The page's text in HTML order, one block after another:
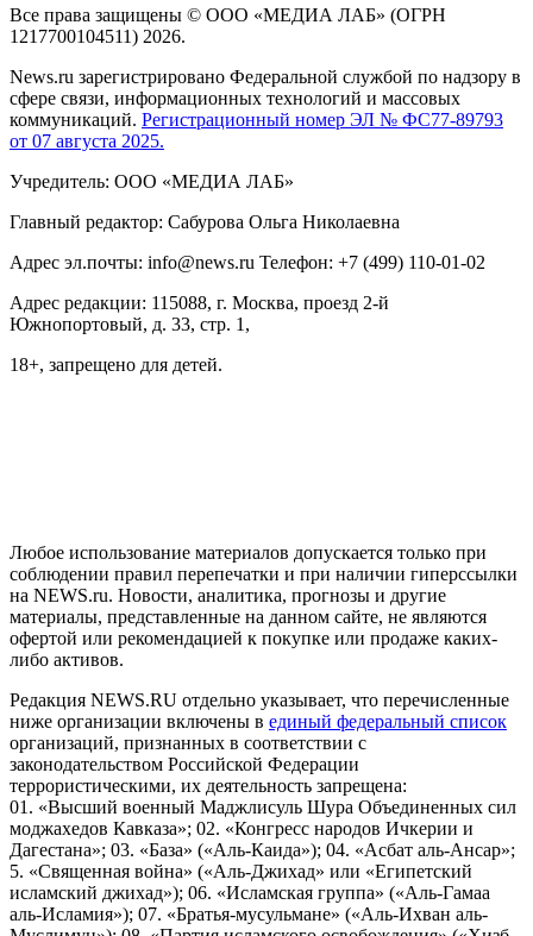
Все права защищены © ООО «МЕДИА ЛАБ» (ОГРН
1217700104511) 2026.
News.ru зарегистрировано Федеральной службой по надзору в
сфере связи, информационных технологий и массовых
коммуникаций. Регистрационный номер ЭЛ № ФС77-89793
от 07 августа 2025.
Учредитель: ООО «МЕДИА ЛАБ»
Главный редактор: Сабурова Ольга Николаевна
Адрес эл.почты: info@news.ru Телефон: +7 (499) 110-01-02
Адрес редакции: 115088, г. Москва, проезд 2-й
Южнопортовый, д. 33, стр. 1,
18+, запрещено для детей.
Любое использование материалов допускается только при
соблюдении правил перепечатки и при наличии гиперссылки
на NEWS.ru. Новости, аналитика, прогнозы и другие
материалы, представленные на данном сайте, не являются
офертой или рекомендацией к покупке или продаже каких-
либо активов.
Редакция NEWS.RU отдельно указывает, что перечисленные
ниже организации включены в единый федеральный список
организаций, признанных в соответствии с
законодательством Российской Федерации
террористическими, их деятельность запрещена:
01. «Высший военный Маджлисуль Шура Объединенных сил
моджахедов Кавказа»; 02. «Конгресс народов Ичкерии и
Дагестана»; 03. «База» («Аль-Каида»); 04. «Асбат аль-Ансар»;
5. «Священная война» («Аль-Джихад» или «Египетский
исламский джихад»); 06. «Исламская группа» («Аль-Гамаа
аль-Исламия»); 07. «Братья-мусульмане» («Аль-Ихван аль-